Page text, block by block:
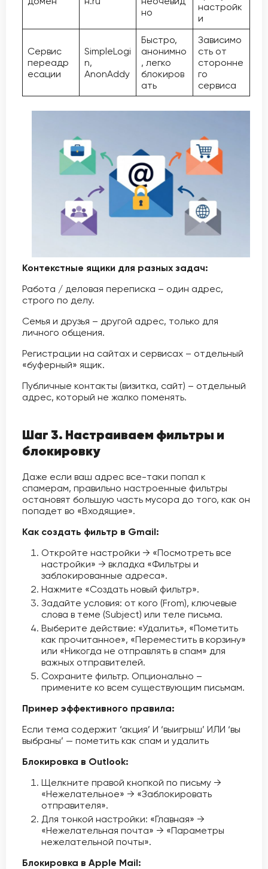
но
настройк
и
Сервис
переадр
есации
SimpleLogi
n,
AnonAddy
Быстро,
анонимно
, легко
блокиров
ать
Зависимо
сть от
сторонне
го
сервиса
Контекстные ящики для разных задач:
Работа / деловая переписка – один адрес,
строго по делу.
Семья и друзья – другой адрес, только для
личного общения.
Регистрации на сайтах и сервисах – отдельный
«буферный» ящик.
Публичные контакты (визитка, сайт) – отдельный
адрес, который не жалко поменять.
Шаг 3. Настраиваем фильтры и
блокировку
Даже если ваш адрес все-таки попал к
спамерам, правильно настроенные фильтры
остановят большую часть мусора до того, как он
попадет во «Входящие».
Как создать фильтр в Gmail:
Откройте настройки → «Посмотреть все
настройки» → вкладка «Фильтры и
заблокированные адреса».
Нажмите «Создать новый фильтр».
Задайте условия: от кого (From), ключевые
слова в теме (Subject) или теле письма.
Выберите действие: «Удалить», «Пометить
как прочитанное», «Переместить в корзину»
или «Никогда не отправлять в спам» для
важных отправителей.
Сохраните фильтр. Опционально –
примените ко всем существующим письмам.
Пример эффективного правила:
Если тема содержит ‘акция’ И ‘выигрыш’ ИЛИ ‘вы
выбраны’ — пометить как спам и удалить
Блокировка в Outlook:
Щелкните правой кнопкой по письму →
«Нежелательное» → «Заблокировать
отправителя».
Для тонкой настройки: «Главная» →
«Нежелательная почта» → «Параметры
нежелательной почты».
Блокировка в Apple Mail: